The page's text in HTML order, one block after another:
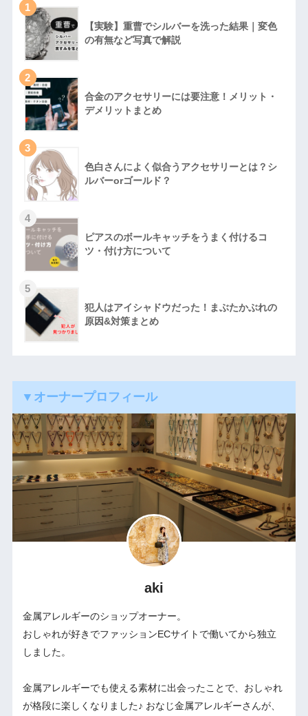
1
【実験】重曹でシルバーを洗った結果｜変色
の有無など写真で解説
2
合金のアクセサリーには要注意！メリット・
デメリットまとめ
3
色白さんによく似合うアクセサリーとは？シ
ルバーorゴールド？
4
ピアスのボールキャッチをうまく付けるコ
ツ・付け方について
5
犯人はアイシャドウだった！まぶたかぶれの
原因&対策まとめ
▼オーナープロフィール
aki
金属アレルギーのショップオーナー。
おしゃれが好きでファッションECサイトで働いてから独立
しました。
金属アレルギーでも使える素材に出会ったことで、おしゃれ
が格段に楽しくなりました♪ おなじ金属アレルギーさんが、